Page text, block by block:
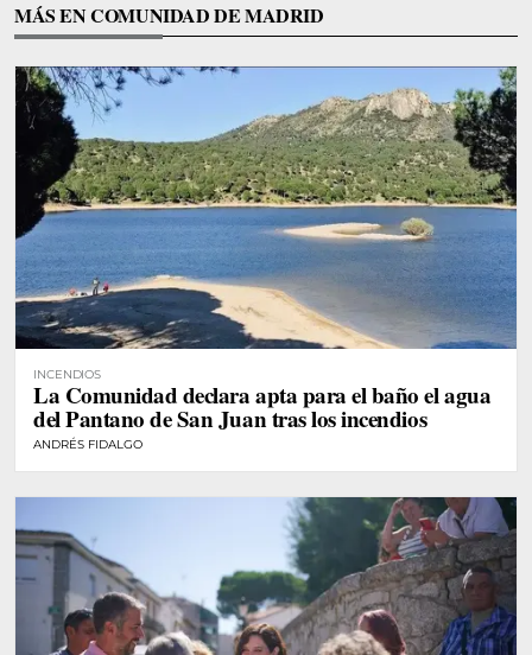
MÁS EN COMUNIDAD DE MADRID
INCENDIOS
La Comunidad declara apta para el baño el agua
del Pantano de San Juan tras los incendios
ANDRÉS FIDALGO